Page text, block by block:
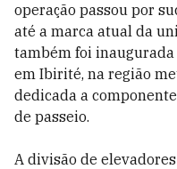
operação passou por
até a marca atual da
também foi
em Ibirité, na região
dedicada a
de passeio.
A divisão de